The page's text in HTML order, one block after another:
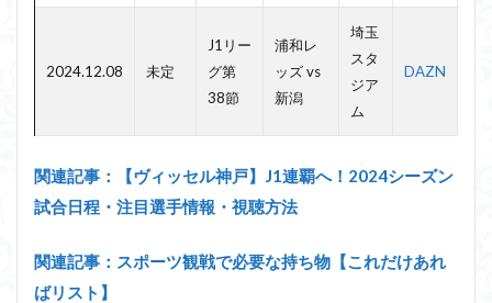
2024.12.08 未定
J1リー
グ第
38節
浦和レ
ッズ vs
新潟
埼玉
スタ
ジア
ム
DAZN
関連記事：【ヴィッセル神戸】J1連覇へ！2024シーズン
試合日程・注目選手情報・視聴方法
関連記事：スポーツ観戦で必要な持ち物【これだけあれ
ばリスト】